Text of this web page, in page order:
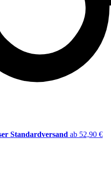
Standardversand ab 52,90 €